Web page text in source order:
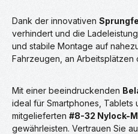
Dank der innovativen
verhindert und die
und stabile Montage auf
Fahrzeugen, an Arbeitsplätzen
Mit einer beeindruckenden
ideal für Smartphones,
mitgelieferten #8-32 Nylock-
gewährleisten. Vertrauen Sie